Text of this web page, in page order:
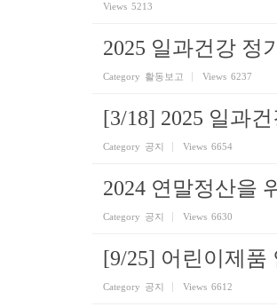
Views 5213
2025 일과건강 정
Category 활동보고 Views 6237
[3/18] 2025 일과
Category 공지 Views 6654
2024 연말정산을
Category 공지 Views 6630
[9/25] 어린이제품
Category 공지 Views 6612